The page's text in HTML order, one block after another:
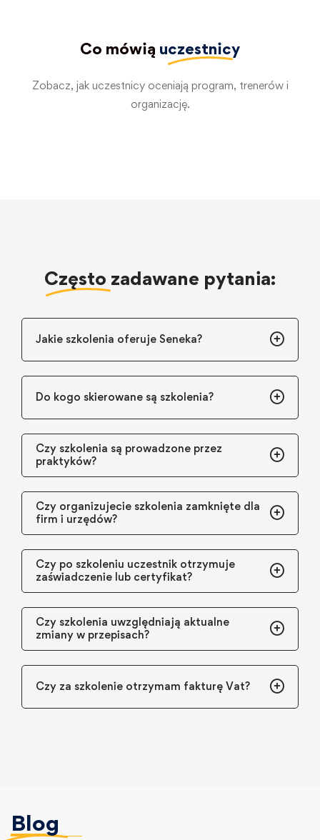
Co mówią uczestnicy
Zobacz, jak uczestnicy oceniają program, trenerów i
organizację.
Często zadawane pytania:
Jakie szkolenia oferuje Seneka?
Do kogo skierowane są szkolenia?
Czy szkolenia są prowadzone przez
praktyków?
Czy organizujecie szkolenia zamknięte dla
firm i urzędów?
Czy po szkoleniu uczestnik otrzymuje
zaświadczenie lub certyfikat?
Czy szkolenia uwzględniają aktualne
zmiany w przepisach?
Czy za szkolenie otrzymam fakturę Vat?
Blog